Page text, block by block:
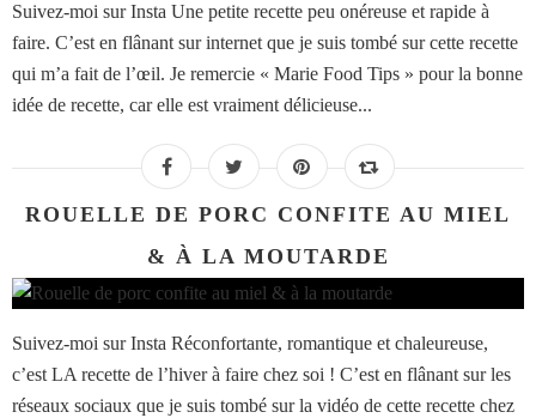
Suivez-moi sur Insta Une petite recette peu onéreuse et rapide à
faire. C’est en flânant sur internet que je suis tombé sur cette recette
qui m’a fait de l’œil. Je remercie « Marie Food Tips » pour la bonne
idée de recette, car elle est vraiment délicieuse...
ROUELLE DE PORC CONFITE AU MIEL
& À LA MOUTARDE
Suivez-moi sur Insta Réconfortante, romantique et chaleureuse,
c’est LA recette de l’hiver à faire chez soi ! C’est en flânant sur les
réseaux sociaux que je suis tombé sur la vidéo de cette recette chez